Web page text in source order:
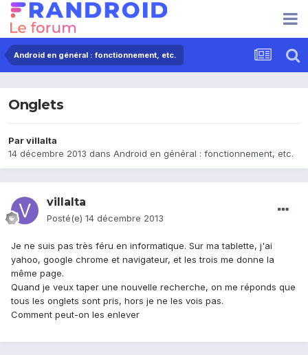
Android en général : fonctionnement, etc.
Onglets
Parvillalta
14 décembre 2013 dans Android en général : fonctionnement, etc.
villalta
Posté(e) 14 décembre 2013
Je ne suis pas très féru en informatique. Sur ma tablette, j'ai
yahoo, google chrome et navigateur, et les trois me donne la
même page.
Quand je veux taper une nouvelle recherche, on me réponds que
tous les onglets sont pris, hors je ne les vois pas.
Comment peut-on les enlever